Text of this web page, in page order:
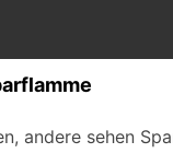
andere sehen